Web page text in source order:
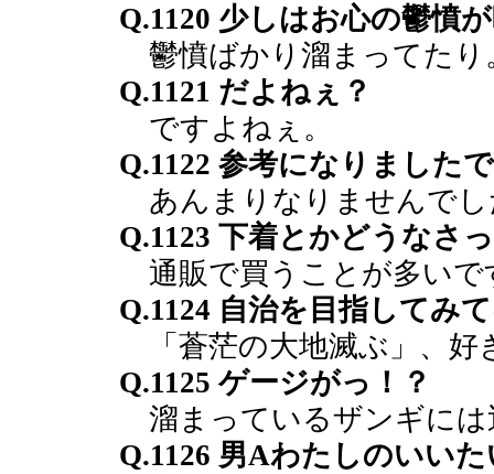
Q.1120 少しはお心の鬱憤
鬱憤ばかり溜まってたり
Q.1121 だよねぇ？
ですよねぇ。
Q.1122 参考になりました
あんまりなりませんでし
Q.1123 下着とかどうなさ
通販で買うことが多いで
Q.1124 自治を目指してみ
「蒼茫の大地滅ぶ」、好
Q.1125 ゲージがっ！？
溜まっているザンギには
Q.1126 男Aわたしのいい